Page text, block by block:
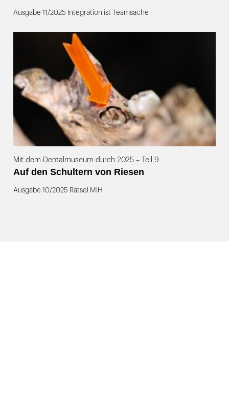
Ausgabe 11/2025 Integration ist Teamsache
Mit dem Dentalmuseum durch 2025 – Teil 9
Auf den Schultern von Riesen
Ausgabe 10/2025 Rätsel MIH